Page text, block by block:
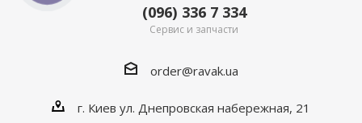
(096) 336 7 334
Сервис и запчасти
order@ravak.ua
г. Киев ул. Днепровская набережная, 21